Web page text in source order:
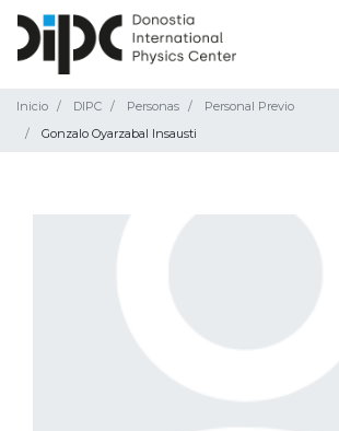
Inicio DIPC Personas
Personal Previo
Gonzalo Oyarzabal Insausti